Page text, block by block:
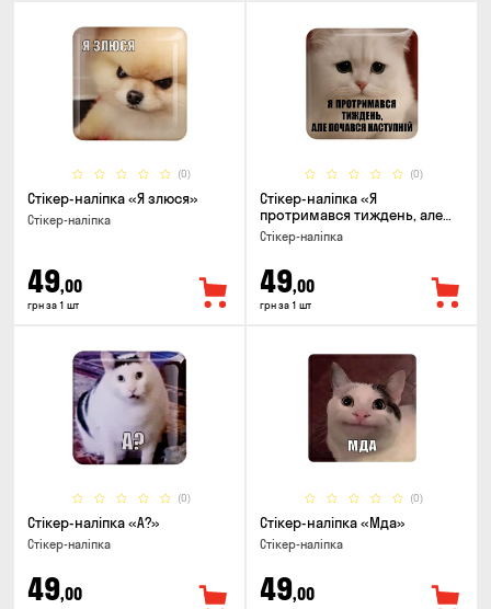
(0)
Стікер-наліпка «Я злюся»
Стікер-наліпка
49,00
грн за 1 шт
(0)
Стікер-наліпка «Я
протримався тиждень, але
почався наступний»
Стікер-наліпка
49,00
грн за 1 шт
(0)
Стікер-наліпка «А?»
Стікер-наліпка
49,00
(0)
Стікер-наліпка «Мда»
Стікер-наліпка
49,00